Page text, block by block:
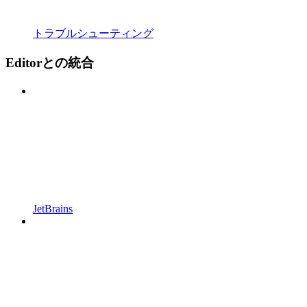
トラブルシューティング
Editorとの統合
JetBrains